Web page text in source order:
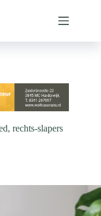
rechts-slapers